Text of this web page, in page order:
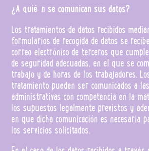
¿A quién se comunican sus datos?
Los tratamientos de datos recibidos
formularios de recogida de datos se
correo electrónico de terceros que
de seguridad adecuadas, en el que se
trabajo y de horas de los trabajadores.
tratamiento pueden ser comunicados a
administrativas con competencia en la
los supuestos legalmente previstos y
en que dicha comunicación es necesaria
los servicios solicitados.